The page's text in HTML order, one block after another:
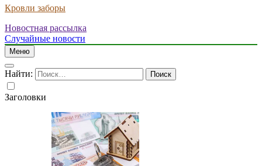
Кровли заборы
Новостная рассылка
Случайные новости
Меню
Найти:
Заголовки